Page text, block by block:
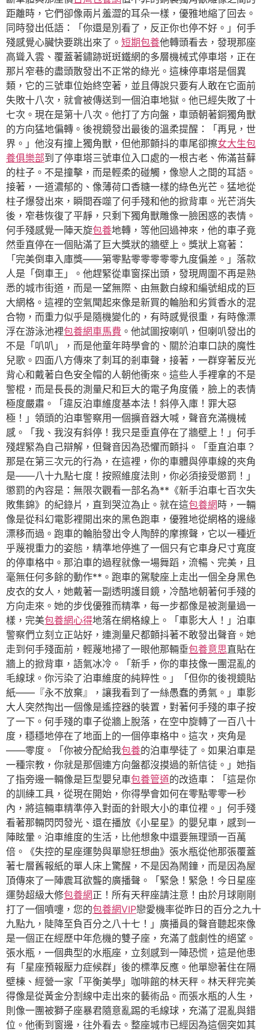
距離時，它們卻像兩片羞澀的耳朵一樣，優雅地縮了回去。
同時發出低語：「你還是別看了，反正你也停不好。」何手
殘感覺心臟快要跳出來了。 短期包養他轉頭看去，發現那座
高聳入雲、覆蓋著鏽跡斑斑鐵網的多層機械式停車塔，正在
那片窄巷的盡頭散發出不正常的綠光。這棟停車塔是個異
類，它的三號車位始終空著，並且傳說只要有人敢在它面前
失敗十八次，就會被傳送到一個泊車地獄。他已經失敗了十
七次。現在是第十八次。他打了方向盤，車頭朝著銅獨角獸
的方向猛地偏轉。後視鏡發出最後的溫柔提醒：「再見，世
界。」他沒有撞上獨角獸，但他那顫抖的車尾卻擦女大生包
養俱樂部到了停車塔三號車位入口處的一根古老、佈滿苔蘚
的柱子。不是撞擊，而是輕柔的碰觸，像戀人之間的耳語。
接著，一道濃郁的、像薄荷口香糖一樣的綠色光芒。猛地從
柱子爆發出來，瞬間吞噬了何手殘和他的掀背車。光芒消失
後，窄巷恢復了平靜，只剩下獨角獸雕像一臉困惑的表情。
何手殘感覺一陣天旋包養地轉，等他回過神來，他的車子竟
然垂直停在一個貼滿了巨大獎狀的牆壁上。獎狀上寫著：
「完美倒車入庫獎——第零點零零零零零九度偏差。」落款
人是「倒車王」。他趕緊從車窗探出頭，發現周圍不再是熟
悉的城市街道，而是一望無際、由無數白線和編號組成的巨
大網格。這裡的空氣聞起來像是新買的輪胎和劣質香水的混
合物，而重力似乎是隨機變化的，有時感覺很重，有時像漂
浮在游泳池裡包養網車馬費 。他試圖按喇叭，但喇叭發出的
不是「叭叭」，而是他童年時學會的、關於泊車口訣的魔性
兒歌。四面八方傳來了刺耳的剎車聲，接著，一群穿著反光
背心和戴著白色安全帽的人朝他衝來。這些人手裡拿的不是
警棍，而是長長的測量尺和巨大的電子角度儀，臉上的表情
極度嚴肅。「違反泊車維度基本法！斜停入庫！罪大惡
極！」領頭的泊車警察用一個擴音器大喊，聲音充滿機械
感。「我、我沒有斜停！我只是垂直停在了牆壁上！」何手
殘趕緊為自己辯解，但聲音因為恐懼而顫抖。「垂直泊車？
那是在第三次元的行為，在這裡，你的車體與停車線的夾角
是——八十九點七度！按照維度法則，你必須接受懲罰！」
懲罰的內容是：無限次觀看一部名為**《新手泊車七百次失
敗集錦》的紀錄片，直到哭泣為止。就在這包養網時，一輛
像是從科幻電影裡開出來的黑色跑車，優雅地從網格的邊緣
漂移而過。跑車的輪胎發出令人陶醉的摩擦聲，它以一種近
乎蔑視重力的姿態，精準地停進了一個只有它車身尺寸寬度
的停車格中。那泊車的過程就像一場舞蹈，流暢、完美，且
毫無任何多餘的動作**。跑車的駕駛座上走出一個全身黑色
皮衣的女人，她戴著一副透明護目鏡，冷酷地朝著何手殘的
方向走來。她的步伐優雅而精準，每一步都像是被測量過一
樣，完美包養網心得地落在網格線上。「車影大人！」泊車
警察們立刻立正站好，連測量尺都顫抖著不敢發出聲音。她
走到何手殘面前，輕蔑地掃了一眼他那輛垂包養意思直貼在
牆上的掀背車，語氣冰冷。「新手，你的車技像一團混亂的
毛線球。你污染了泊車維度的純粹性。」「但你的後視鏡貼
紙——『永不放棄』，讓我看到了一絲愚蠢的勇氣。」車影
大人突然掏出一個像是遙控器的裝置，對著何手殘的車子按
了一下。何手殘的車子從牆上脫落，在空中旋轉了一百八十
度，穩穩地停在了地面上的一個停車格中。這次，夾角是
——零度。「你被分配給我包養的泊車學徒了。如果泊車是
一種宗教，你就是那個連方向盤都沒摸過的新信徒。」她指
了指旁邊一輛像是巨型嬰兒車包養管道的改造車：「這是你
的訓練工具，從現在開始，你得學會如何在零點零零一秒
內，將這輛車精準停入對面的針眼大小的車位裡。」何手殘
看著那輛閃閃發光、還在播放《小星星》的嬰兒車，感到一
陣眩暈。泊車維度的生活，比他想象中還要無理頭一百萬
倍。《失控的星座運勢與單戀狂想曲》張水瓶從他那張覆蓋
著七層舊報紙的單人床上驚醒，不是因為鬧鐘，而是因為屋
頂傳來了一陣震耳欲聾的廣播聲。「緊急！緊急！今日星座
運勢超級大修包養網正！所有天秤座請注意！由於月球剛剛
打了一個噴嚏，您的包養網VIP戀愛機率從昨日的百分之九十
九點九，陡降至負百分之八十七！」廣播員的聲音聽起來像
是一個正在經歷中年危機的雙子座，充滿了戲劇性的絕望。
張水瓶，一個典型的水瓶座，立刻感到一陣恐慌，這是他患
有「星座預報壓力症候群」後的標準反應。他單戀著住在隔
壁棟、經營一家「平衡美學」咖啡館的林天秤。林天秤完美
得像是從黃金分割線中走出來的藝術品。而張水瓶的人生，
則像一團被獅子座暴君隨意亂踢的毛線球，充滿了混亂與錯
位。他衝到窗邊，往外看去。整座城市已經因為這個突如其